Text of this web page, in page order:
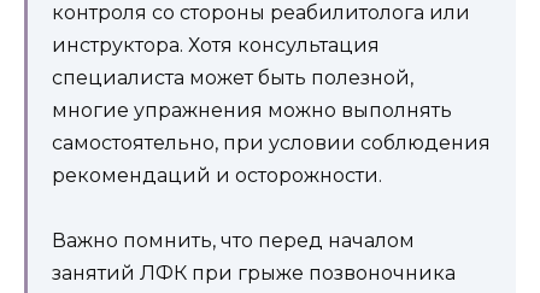
контроля со стороны реабилитолога или
инструктора. Хотя консультация
специалиста может быть полезной,
многие упражнения можно выполнять
самостоятельно, при условии соблюдения
рекомендаций и осторожности.
Важно помнить, что перед началом
занятий ЛФК при грыже позвоночника